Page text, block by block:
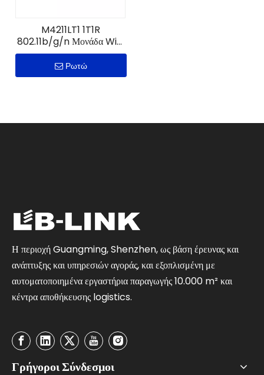
M4211LT1 1T1R
802.11b/g/n Μονάδα WiFi
IoT
Ρωτώ
Η περιοχή Guangming, Shenzhen, ως βάση έρευνας και
ανάπτυξης και υπηρεσιών αγοράς, και εξοπλισμένη με
αυτοματοποιημένα εργαστήρια παραγωγής 10.000 m² και
κέντρα αποθήκευσης logistics.
Γρήγοροι Σύνδεσμοι